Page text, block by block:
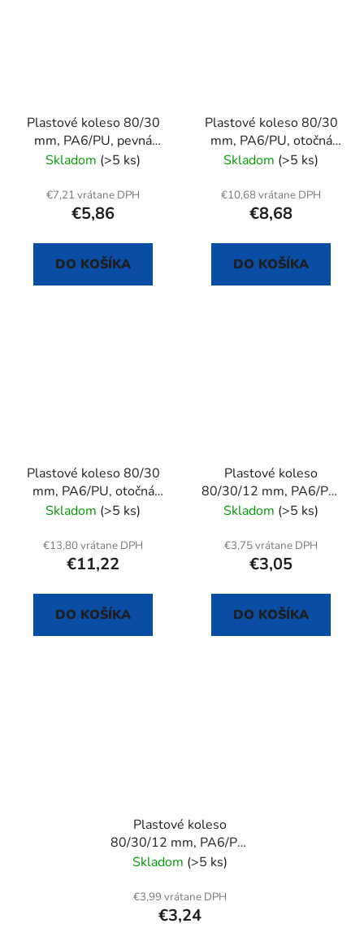
Plastové koleso 80/30
mm, PA6/PU, pevná
vidlica s doskou
Skladom (>5 ks)
€7,21 vrátane DPH
€5,86
DO KOŠÍKA
Plastové koleso 80/30
mm, PA6/PU, otočná
vidlica s doskou
Skladom (>5 ks)
€10,68 vrátane DPH
€8,68
DO KOŠÍKA
Plastové koleso 80/30
mm, PA6/PU, otočná
vidlica s doskou+brzda
Skladom (>5 ks)
€13,80 vrátane DPH
€11,22
DO KOŠÍKA
Plastové koleso
80/30/12 mm, PA6/PU,
samostatné
Skladom (>5 ks)
€3,75 vrátane DPH
€3,05
DO KOŠÍKA
Plastové koleso
80/30/12 mm, PA6/PU,
samostatné
Skladom (>5 ks)
€3,99 vrátane DPH
€3,24